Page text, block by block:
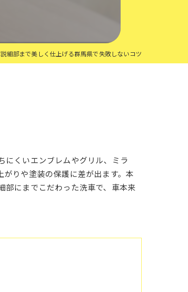
細部まで美しく仕上げる群馬県で失敗しないコツ
にくいエンブレムやグリル、ミラ
りや塗装の保護に差が出ます。本
部にまでこだわった洗車で、車本来